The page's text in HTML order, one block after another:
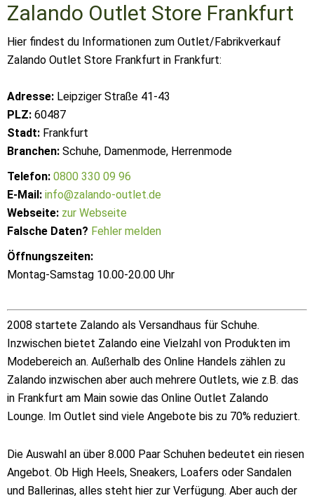
Zalando Outlet Store Frankfurt
Hier findest du Informationen zum Outlet/Fabrikverkauf
Zalando Outlet Store Frankfurt in Frankfurt:
Adresse: Leipziger Straße 41-43
PLZ: 60487
Stadt: Frankfurt
Branchen: Schuhe, Damenmode, Herrenmode
Telefon: 0800 330 09 96
E-Mail: info@zalando-outlet.de
Webseite: zur Webseite
Falsche Daten? Fehler melden
Öffnungszeiten:
Montag-Samstag 10.00-20.00 Uhr
2008 startete Zalando als Versandhaus für Schuhe.
Inzwischen bietet Zalando eine Vielzahl von Produkten im
Modebereich an. Außerhalb des Online Handels zählen zu
Zalando inzwischen aber auch mehrere Outlets, wie z.B. das
in Frankfurt am Main sowie das Online Outlet Zalando
Lounge. Im Outlet sind viele Angebote bis zu 70% reduziert.
Die Auswahl an über 8.000 Paar Schuhen bedeutet ein riesen
Angebot. Ob High Heels, Sneakers, Loafers oder Sandalen
und Ballerinas, alles steht hier zur Verfügung. Aber auch der